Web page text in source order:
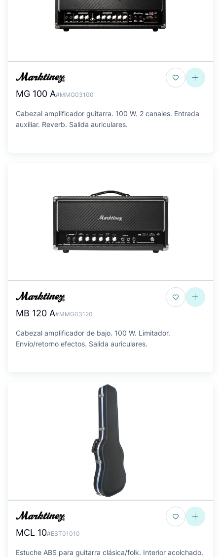
MG 100 A#MMG03100
Cabezal amplificador guitarra. 100 W. 2 canales. Entrada
auxiliar. Reverb. Salida auriculares.
MB 120 A#MMG03120
Cabezal amplificador de bajo. 100 W. Limitador.
Envío/retorno efectos. Salida auriculares.
MCL 10#EST01010
Estuche ABS para guitarra clásica/folk. Interior acolchado.